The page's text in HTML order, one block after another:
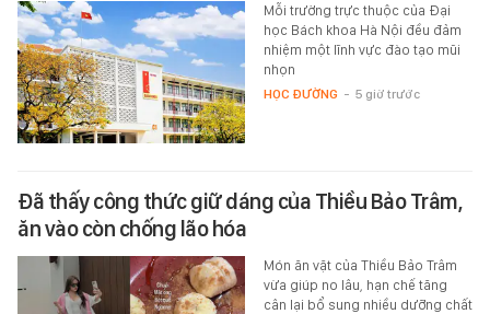
Mỗi trường trực thuộc của Đại
học Bách khoa Hà Nội đều đảm
nhiệm một lĩnh vực đào tạo mũi
nhọn
HỌC ĐƯỜNG - 5 giờ trước
Đã thấy công thức giữ dáng của Thiều Bảo Trâm,
ăn vào còn chống lão hóa
Món ăn vặt của Thiều Bảo Trâm
vừa giúp no lâu, hạn chế tăng
cân lại bổ sung nhiều dưỡng chất